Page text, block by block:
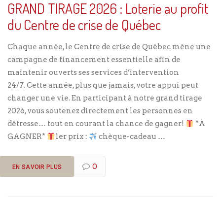
GRAND TIRAGE 2026 : Loterie au profit
du Centre de crise de Québec
Chaque année, le Centre de crise de Québec mène une
campagne de financement essentielle afin de
maintenir ouverts ses services d’intervention
24/7. Cette année, plus que jamais, votre appui peut
changer une vie. En participant à notre grand tirage
2026, vous soutenez directement les personnes en
détresse… tout en courant la chance de gagner!
*À
GAGNER*
1er prix : chèque-cadeau …
EN SAVOIR PLUS 0